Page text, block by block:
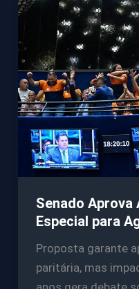
Senado
Especial para
Proposta garante
paritária, mas